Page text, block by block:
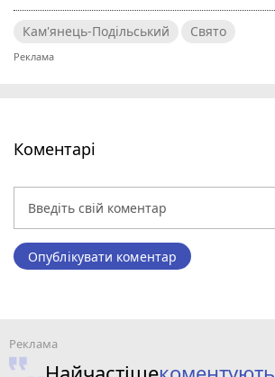
Кам'янець-Подільський Свято
Коментарі
Опублікувати коментар